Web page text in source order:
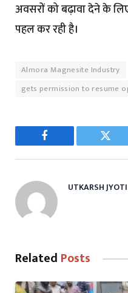
अवसरों को बढ़ावा देने के
पहल कर रही है।
Almora Magnesite Industry
gets permission to resume
Facebook
UTKARSH JYOTI
Related Posts